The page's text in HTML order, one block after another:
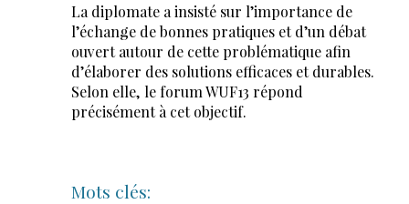
La diplomate a insisté sur l’importance de
l’échange de bonnes pratiques et d’un débat
ouvert autour de cette problématique afin
d’élaborer des solutions efficaces et durables.
Selon elle, le forum WUF13 répond
précisément à cet objectif.
Mots clés: